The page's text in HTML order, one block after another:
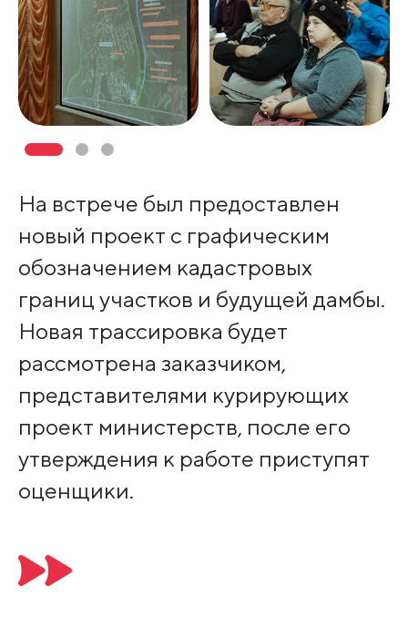
На встрече был предоставлен
новый проект с графическим
обозначением кадастровых
границ участков и будущей дамбы.
Новая трассировка будет
рассмотрена заказчиком,
представителями курирующих
проект министерств, после его
утверждения к работе приступят
оценщики.